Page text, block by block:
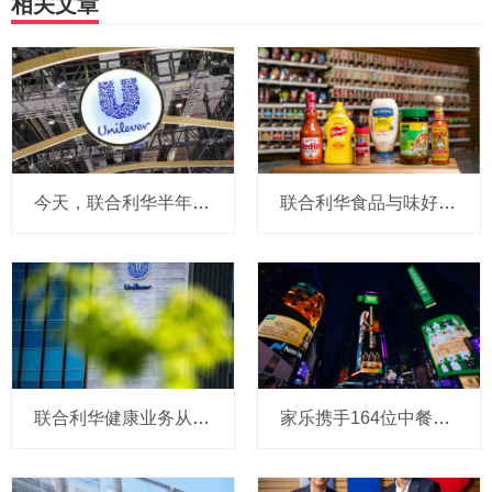
今天，联合利华半年报出炉：在华延续增长势头，全球高层提及4位联合利华人将在荷兰坐镇与味好美合并后的新公司 联合利华食品与味好美合并，高管新团队敲定：韩芳珺等4位联合利华人进入全球执委会，将重组为四大业务部门，在荷兰设立国际总部
联合利华健康业务从80亿“吃下”软糖到被指盯上保健品：CEO说已评估过110个收购标的，干到200亿规模，中国是第二大市场，喜欢细分领域 家乐携手164位中餐厨师亮相纽约时代广场大屏，专业厨师酱油来了新玩法？